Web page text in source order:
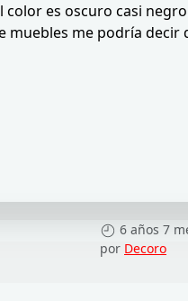
color es oscuro casi
me podría decir
6 años 7
por Decoro